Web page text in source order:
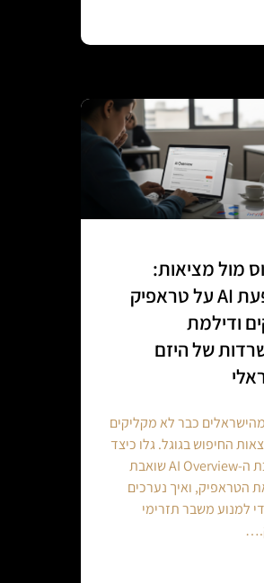
מול מציאות:
השפעת AI על טראפיק
ודילמת
של היזם
47% מהישראלים כבר לא מקליקים
החיפוש בגוגל. גלו כיצד
מהפכת ה-AI Overview שואבת
הטראפיק, ואיך נערכים
למנוע משבר תזרימי